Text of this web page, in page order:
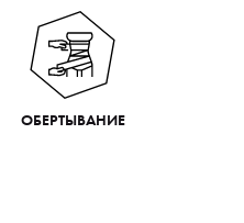
ОБЕРТЫВАНИЕ